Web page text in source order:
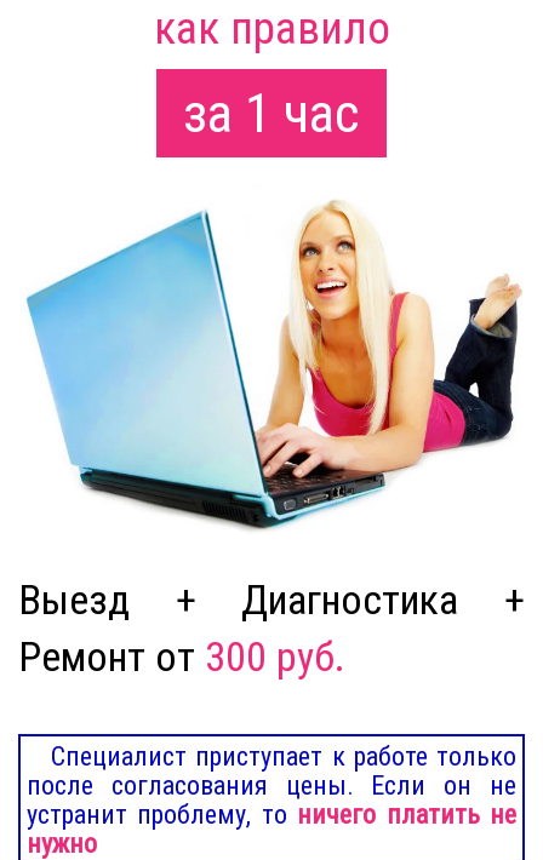
как правило
за 1 час
Выезд + Диагностика +
Ремонт от 300 руб.
Специалист приступает к работе только
после согласования цены. Если он не
устранит проблему, то ничего платить не
нужно